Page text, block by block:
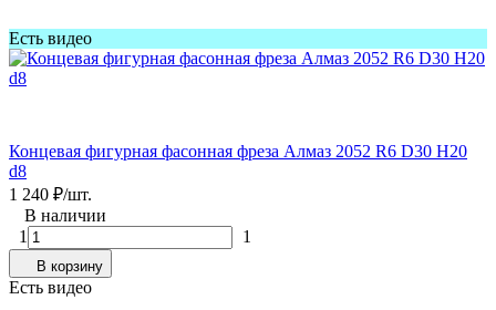
Есть видео
Концевая фигурная фасонная фреза Алмаз 2052 R6 D30 H20
d8
1 240 ₽/шт.
В наличии
1
1
В корзину
Есть видео